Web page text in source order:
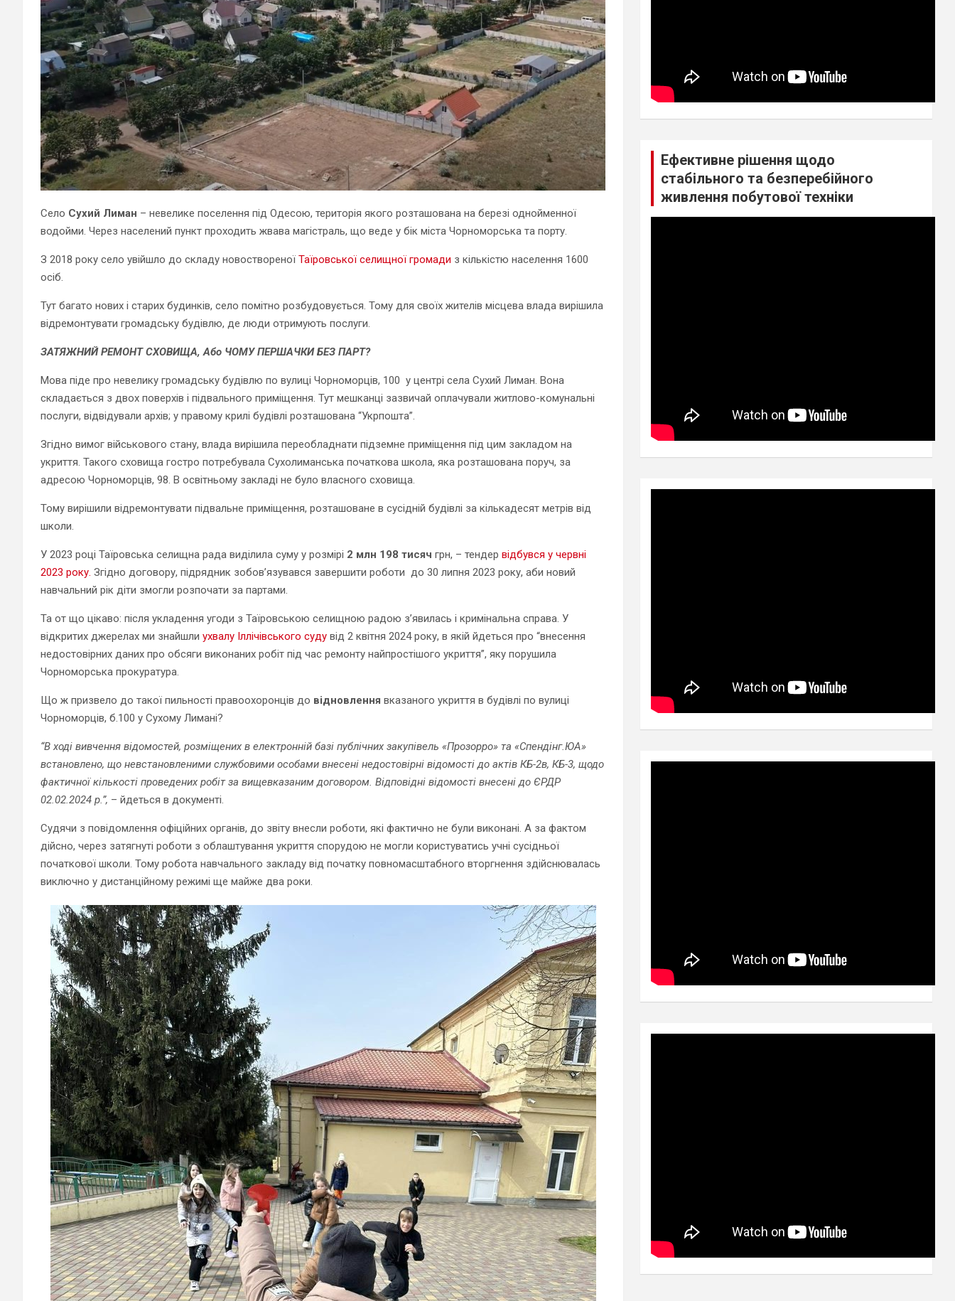
Село Сухий Лиман – невелике поселення під Одесою, територія якого розташована на березі однойменної
водойми. Через населений пункт проходить жвава магістраль, що веде у бік міста Чорноморська та порту.
З 2018 року село увійшло до складу новоствореної Таїровської селищної громади з кількістю населення 1600
осіб.
Тут багато нових і старих будинків, село помітно розбудовується. Тому для своїх жителів місцева влада вирішила
відремонтувати громадську будівлю, де люди отримують послуги.
ЗАТЯЖНИЙ РЕМОНТ СХОВИЩА, Або ЧОМУ ПЕРШАЧКИ БЕЗ ПАРТ?
Мова піде про невелику громадську будівлю по вулиці Чорноморців, 100 у центрі села Сухий Лиман. Вона
складається з двох поверхів і підвального приміщення. Тут мешканці зазвичай оплачували житлово-комунальні
послуги, відвідували архів; у правому крилі будівлі розташована “Укрпошта”.
Згідно вимог військового стану, влада вирішила переобладнати підземне приміщення під цим закладом на
укриття. Такого сховища гостро потребувала Сухолиманська початкова школа, яка розташована поруч, за
адресою Чорноморців, 98. В освітньому закладі не було власного сховища.
Тому вирішили відремонтувати підвальне приміщення, розташоване в сусідній будівлі за кількадесят метрів від
школи.
У 2023 році Таїровська селищна рада виділила суму у розмірі 2 млн 198 тисяч грн, – тендер відбувся у червні
2023 року. Згідно договору, підрядник зобов’язувався завершити роботи до 30 липня 2023 року, аби новий
навчальний рік діти змогли розпочати за партами.
Та от що цікаво: після укладення угоди з Таїровською селищною радою з’явилась і кримінальна справа. У
відкритих джерелах ми знайшли ухвалу Іллічівського суду від 2 квітня 2024 року, в якій йдеться про “внесення
недостовірних даних про обсяги виконаних робіт під час ремонту найпростішого укриття”, яку порушила
Чорноморська прокуратура.
Що ж призвело до такої пильності правоохоронців до відновлення вказаного укриття в будівлі по вулиці
Чорноморців, б.100 у Сухому Лимані?
“В ході вивчення відомостей, розміщених в електронній базі публічних закупівель «Прозорро» та «Спендінг.ЮА»
встановлено, що невстановленими службовими особами внесені недостовірні відомості до актів КБ-2в, КБ-3, щодо
фактичної кількості проведених робіт за вищевказаним договором. Відповідні відомості внесені до ЄРДР
02.02.2024 р.”, – йдеться в документі.
Судячи з повідомлення офіційних органів, до звіту внесли роботи, які фактично не були виконані. А за фактом
дійсно, через затягнуті роботи з облаштування укриття спорудою не могли користуватись учні сусідньої
початкової школи. Тому робота навчального закладу від початку повномасштабного вторгнення здійснювалась
виключно у дистанційному режимі ще майже два роки.
Ефективне рішення щодо
стабільного та безперебійного
живлення побутової техніки